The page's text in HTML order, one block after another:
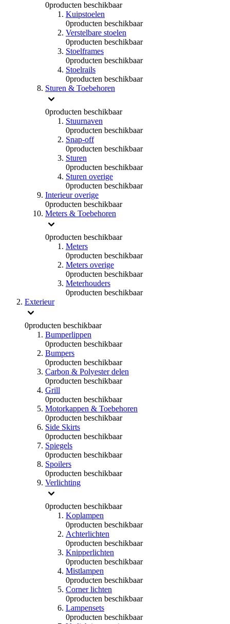
0producten beschikbaar
Kuipstoelen
0producten beschikbaar
Verstelbare stoelen
0producten beschikbaar
Stoelframes
0producten beschikbaar
Stoelrails
0producten beschikbaar
Sturen & Toebehoren
0producten beschikbaar
Stuurnaven
0producten beschikbaar
Snap-off
0producten beschikbaar
Sturen
0producten beschikbaar
Sturen overige
0producten beschikbaar
Interieur overige
0producten beschikbaar
Meters & Toebehoren
0producten beschikbaar
Meters
0producten beschikbaar
Meters overige
0producten beschikbaar
Meterhouders
0producten beschikbaar
Exterieur
0producten beschikbaar
Bumperlippen
0producten beschikbaar
Bumpers
0producten beschikbaar
Carbon & Polyester delen
0producten beschikbaar
Grill
0producten beschikbaar
Motorkappen & Toebehoren
0producten beschikbaar
Side Skirts
0producten beschikbaar
Spiegels
0producten beschikbaar
Spoilers
0producten beschikbaar
Verlichting
0producten beschikbaar
Koplampen
0producten beschikbaar
Achterlichten
0producten beschikbaar
Knipperlichten
0producten beschikbaar
Mistlampen
0producten beschikbaar
Corner lichten
0producten beschikbaar
Lampensets
0producten beschikbaar